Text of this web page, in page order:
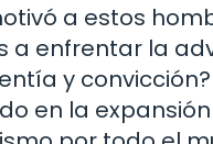
a estos
a enfrentar la
y
en la